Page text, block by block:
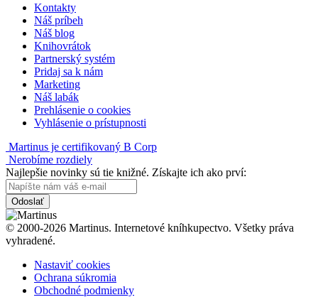
Kontakty
Náš príbeh
Náš blog
Knihovrátok
Partnerský systém
Pridaj sa k nám
Marketing
Náš labák
Prehlásenie o cookies
Vyhlásenie o prístupnosti
Martinus je certifikovaný B Corp
Nerobíme rozdiely
Najlepšie novinky sú tie knižné. Získajte ich ako prví:
Odoslať
© 2000-2026 Martinus. Internetové kníhkupectvo. Všetky práva
vyhradené.
Nastaviť cookies
Ochrana súkromia
Obchodné podmienky